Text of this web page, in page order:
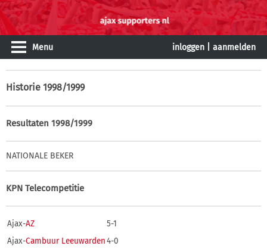
Menu inloggen aanmelden
Historie 1998/1999
Resultaten 1998/1999
NATIONALE BEKER
KPN Telecompetitie
Ajax-AZ
5-1
Ajax-Cambuur Leeuwarden4-0